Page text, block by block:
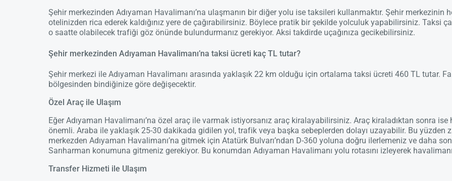
Şehir merkezinden Adıyaman Havalimanı’na ulaşmanın bir diğer yolu ise taksileri kullanmaktır. Şehir
otelinizden rica ederek kaldığınız yere de çağırabilirsiniz. Böylece pratik bir şekilde yolculuk yapabilirsiniz. Taksi
o saatte olabilecek trafiği göz önünde bulundurmanız gerekiyor. Aksi takdirde uçağınıza gecikebilirsiniz.
Şehir merkezinden Adıyaman Havalimanı’na taksi ücreti kaç TL tutar?
Şehir merkezi ile Adıyaman Havalimanı arasında yaklaşık 22 km olduğu için ortalama taksi ücreti 460 TL tutar.
bölgesinden bindiğinize göre değişecektir.
Özel Araç ile Ulaşım
Eğer Adıyaman Havalimanı’na özel araç ile varmak istiyorsanız araç kiralayabilirsiniz. Araç kiraladıktan sonra
önemli. Araba ile yaklaşık 25-30 dakikada gidilen yol, trafik veya başka sebeplerden dolayı uzayabilir. Bu yüzden
merkezden Adıyaman Havalimanı’na gitmek için Atatürk Bulvarı’ndan D-360 yoluna doğru ilerlemeniz ve daha
Sarıharman konumuna gitmeniz gerekiyor. Bu konumdan Adıyaman Havalimanı yolu rotasını izleyerek
Transfer Hizmeti ile Ulaşım